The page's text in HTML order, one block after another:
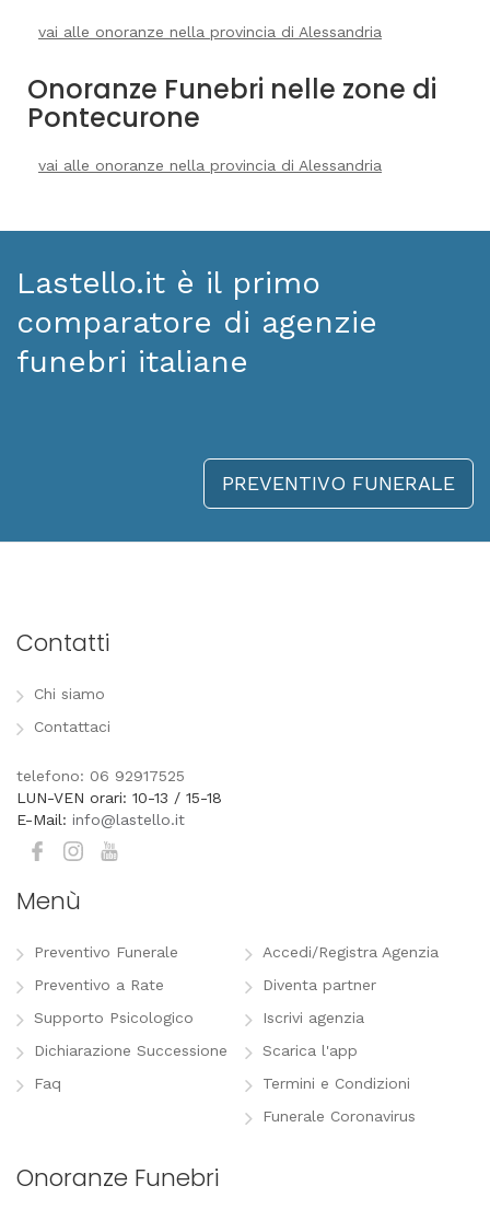
vai alle onoranze nella provincia di Alessandria
Onoranze Funebri nelle zone di
Pontecurone
vai alle onoranze nella provincia di Alessandria
Lastello.it è il primo
comparatore di agenzie
funebri italiane
PREVENTIVO FUNERALE
Contatti
Chi siamo
Contattaci
telefono: 06 92917525
LUN-VEN orari: 10-13 / 15-18
E-Mail: info@lastello.it
Menù
Preventivo Funerale
Preventivo a Rate
Supporto Psicologico
Dichiarazione Successione
Faq
Accedi/Registra Agenzia
Diventa partner
Iscrivi agenzia
Scarica l'app
Termini e Condizioni
Funerale Coronavirus
Onoranze Funebri